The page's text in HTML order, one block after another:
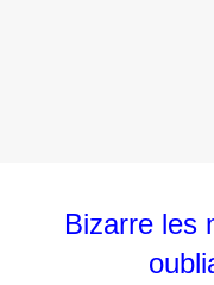
Bizarre les